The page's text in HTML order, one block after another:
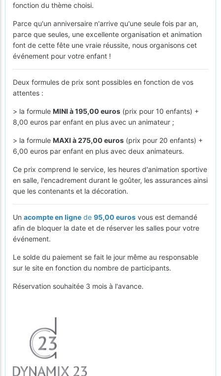
fonction du thème choisi.
Parce qu'un anniversaire n'arrive qu'une seule fois par an,
parce que seules, une excellente organisation et animation
font de cette fête une vraie réussite, nous organisons cet
événement pour votre enfant !
Deux formules de prix sont possibles en fonction de vos
attentes :
> la formule MINI à 195,00 euros (prix pour 10 enfants) +
8,00 euros par enfant en plus avec un animateur ;
> la formule MAXI à 275,00 euros (prix pour 20 enfants) +
6,00 euros par enfant en plus avec deux animateurs.
Ce prix comprend le service, les heures d'animation sportive
en salle, l'encadrement durant le goûter, les assurances ainsi
que les contenants et la décoration.
Un acompte en ligne de 95,00 euros vous est demandé
afin de bloquer la date et de réserver les salles pour votre
événement.
Le solde du paiement se fait le jour même au responsable
sur le site en fonction du nombre de participants.
Réservation souhaitée 3 mois à l'avance.